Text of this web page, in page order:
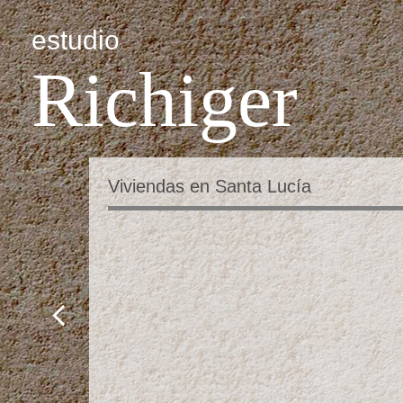
estudio
Richiger
Viviendas en Santa Lucía